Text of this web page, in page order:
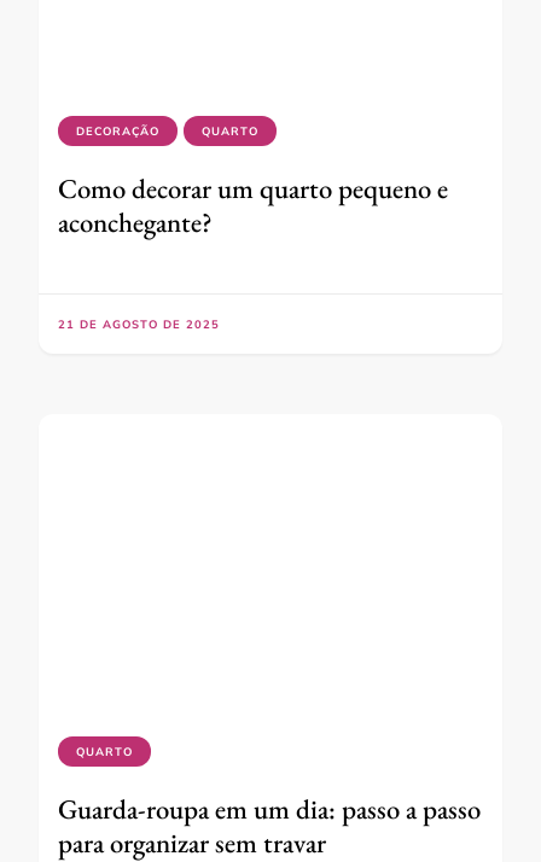
DECORAÇÃO QUARTO
Como decorar um quarto pequeno e
aconchegante?
21 DE AGOSTO DE 2025
QUARTO
Guarda-roupa em um dia: passo a passo
para organizar sem travar